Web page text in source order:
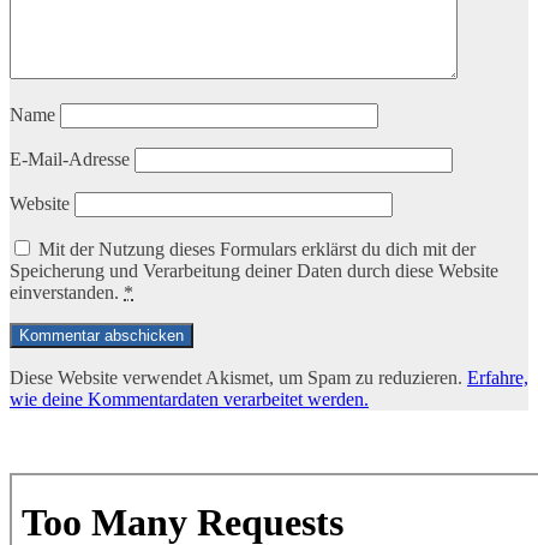
Name
E-Mail-Adresse
Website
Mit der Nutzung dieses Formulars erklärst du dich mit der
Speicherung und Verarbeitung deiner Daten durch diese Website
einverstanden. *
Diese Website verwendet Akismet, um Spam zu reduzieren. Erfahre,
wie deine Kommentardaten verarbeitet werden.